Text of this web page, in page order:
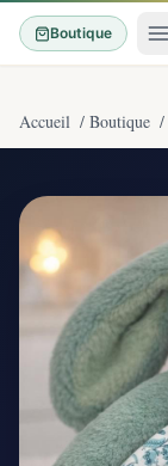
Boutique
Accueil / Boutique /